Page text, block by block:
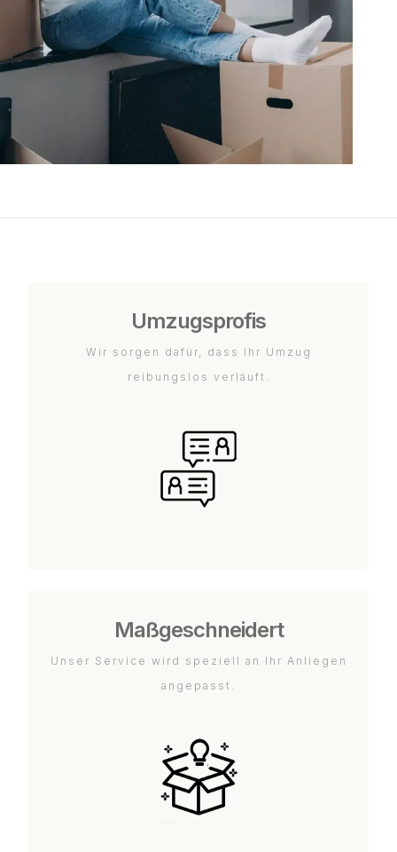
Umzugsprofis
Wir sorgen dafür, dass Ihr Umzug
reibungslos verläuft.
Maßgeschneidert
Unser Service wird speziell an Ihr Anliegen
angepasst.